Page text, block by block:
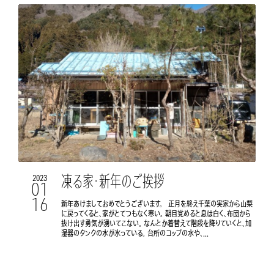
2023
01
16
凍る家・新年のご挨拶
新年あけましておめでとうございます。 正月を終え千葉の実家から山梨
に戻ってくると、家がとてつもなく寒い。 朝目覚めると息は白く、布団から
抜け出す勇気が湧いてこない。 なんとか着替えて階段を降りていくと、加
湿器のタンクの水が氷っている。 台所のコップの水や、...